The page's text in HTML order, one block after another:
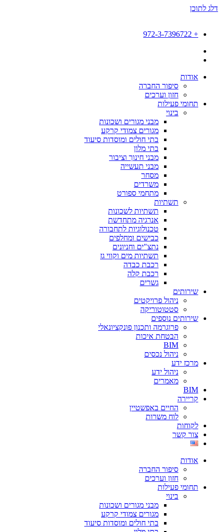
דלג לתוכן
+ 972-3-7396722
אודות
סיפור החברה
חזון וערכים
תחומי פעילות
בינוי
מבני מגורים ושכונות
מגורים צמודי קרקע
בתי חולים ומוסדות סיעוד
בתי מלון
מבני חינוך וציבור
מבני תעשייה
מסחר
משרדים
מתחמי ספורט
תשתיות
תשתיות לשכונות
אנרגיה מתחדשת
טכנולוגיות לתחבורה
כבישים ומחלפים
נתצ"ים וחניונים
תשתיות מים וקווי גז
רכבת כבדה
רכבת קלה
גשרים
שירותים
ניהול פרויקטים
סטטוטוריקה
שירותים נוספים
פרוגרמה ותכנון פונקציונאלי
הבטחת איכות
BIM
ניהול נכסים
מרכז ידע
ניהול ידע
מאמרים
BIM
קריירה
החיים באפשטיין
לוח משרות
לקוחות
צור קשר
אודות
סיפור החברה
חזון וערכים
תחומי פעילות
בינוי
מבני מגורים ושכונות
מגורים צמודי קרקע
בתי חולים ומוסדות סיעוד